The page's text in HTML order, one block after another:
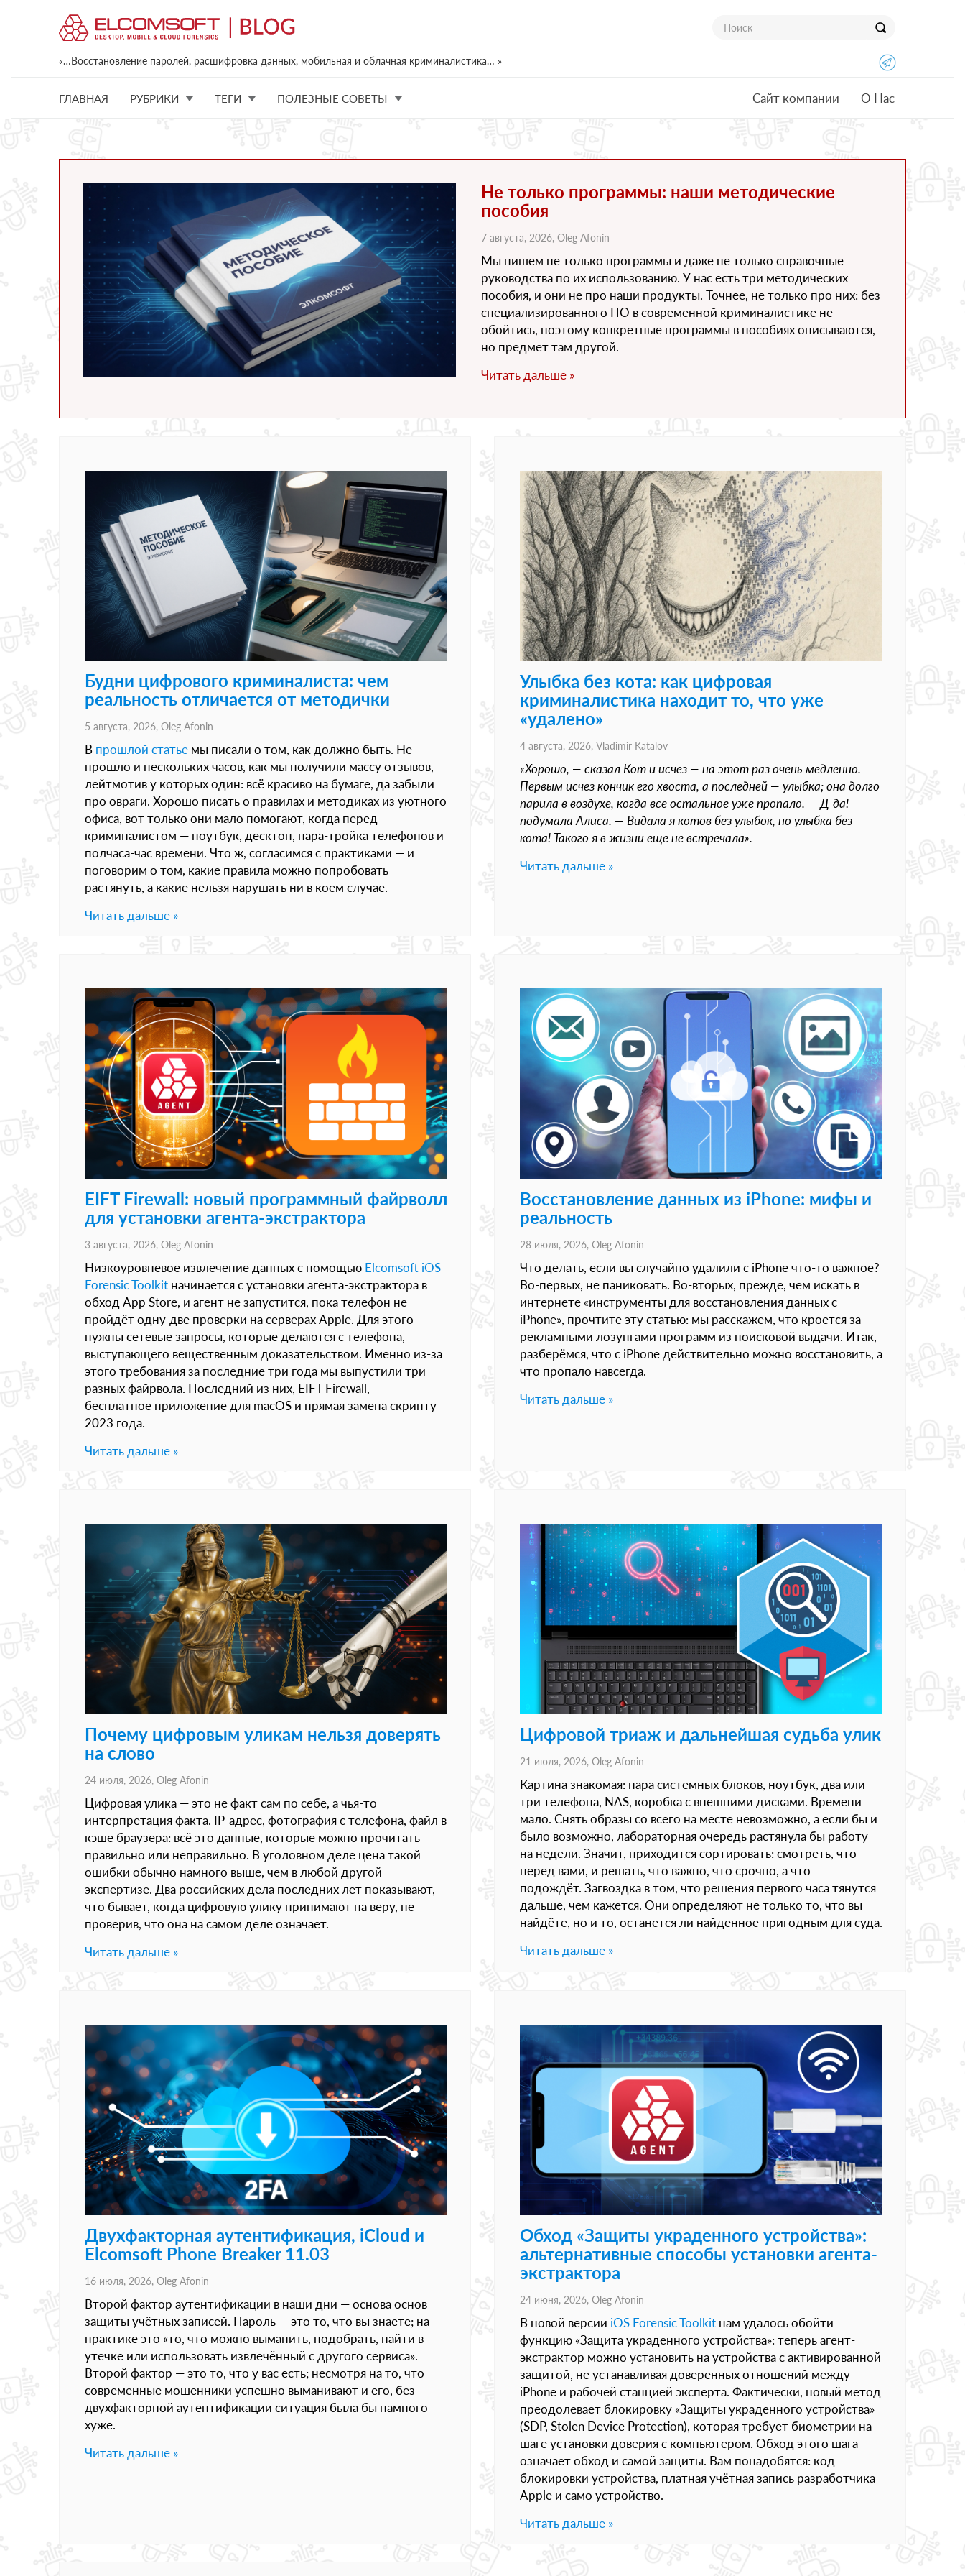
«…Восстановление паролей, расшифровка данных, мобильная и облачная криминалистика… »
ГЛАВНАЯ РУБРИКИ ТЕГИ ПОЛЕЗНЫЕ СОВЕТЫ Сайт компании О Нас
Не только программы: наши методические
пособия
7 августа, 2026, Oleg Afonin
Мы пишем не только программы и даже не только справочные
руководства по их использованию. У нас есть три методических
пособия, и они не про наши продукты. Точнее, не только про них: без
специализированного ПО в современной криминалистике не
обойтись, поэтому конкретные программы в пособиях описываются,
но предмет там другой.
Читать дальше »
Будни цифрового криминалиста: чем
реальность отличается от методички
5 августа, 2026, Oleg Afonin
В прошлой статье мы писали о том, как должно быть. Не
прошло и нескольких часов, как мы получили массу отзывов,
лейтмотив у которых один: всё красиво на бумаге, да забыли
про овраги. Хорошо писать о правилах и методиках из уютного
офиса, вот только они мало помогают, когда перед
криминалистом — ноутбук, десктоп, пара-тройка телефонов и
полчаса-час времени. Что ж, согласимся с практиками — и
поговорим о том, какие правила можно попробовать
растянуть, а какие нельзя нарушать ни в коем случае.
Читать дальше »
Улыбка без кота: как цифровая
криминалистика находит то, что уже
«удалено»
4 августа, 2026, Vladimir Katalov
«Хорошо, — сказал Кот и исчез — на этот раз очень медленно.
Первым исчез кончик его хвоста, а последней — улыбка; она долго
парила в воздухе, когда все остальное уже пропало. — Д-да! —
подумала Алиса. — Видала я котов без улыбок, но улыбка без
кота! Такого я в жизни еще не встречала».
Читать дальше »
EIFT Firewall: новый программный файрволл
для установки агента-экстрактора
3 августа, 2026, Oleg Afonin
Низкоуровневое извлечение данных с помощью Elcomsoft iOS
Forensic Toolkit начинается с установки агента-экстрактора в
обход App Store, и агент не запустится, пока телефон не
пройдёт одну-две проверки на серверах Apple. Для этого
нужны сетевые запросы, которые делаются с телефона,
выступающего вещественным доказательством. Именно из-за
этого требования за последние три года мы выпустили три
разных файрвола. Последний из них, EIFT Firewall, —
бесплатное приложение для macOS и прямая замена скрипту
2023 года.
Читать дальше »
Восстановление данных из iPhone: мифы и
реальность
28 июля, 2026, Oleg Afonin
Что делать, если вы случайно удалили с iPhone что-то важное?
Во-первых, не паниковать. Во-вторых, прежде, чем искать в
интернете «инструменты для восстановления данных с
iPhone», прочтите эту статью: мы расскажем, что кроется за
рекламными лозунгами программ из поисковой выдачи. Итак,
разберёмся, что с iPhone действительно можно восстановить, а
что пропало навсегда.
Читать дальше »
Почему цифровым уликам нельзя доверять
на слово
24 июля, 2026, Oleg Afonin
Цифровая улика — это не факт сам по себе, а чья-то
интерпретация факта. IP-адрес, фотография с телефона, файл в
кэше браузера: всё это данные, которые можно прочитать
правильно или неправильно. В уголовном деле цена такой
ошибки обычно намного выше, чем в любой другой
экспертизе. Два российских дела последних лет показывают,
что бывает, когда цифровую улику принимают на веру, не
проверив, что она на самом деле означает.
Читать дальше »
Цифровой триаж и дальнейшая судьба улик
21 июля, 2026, Oleg Afonin
Картина знакомая: пара системных блоков, ноутбук, два или
три телефона, NAS, коробка с внешними дисками. Времени
мало. Снять образы со всего на месте невозможно, а если бы и
было возможно, лабораторная очередь растянула бы работу
на недели. Значит, приходится сортировать: смотреть, что
перед вами, и решать, что важно, что срочно, а что
подождёт. Загвоздка в том, что решения первого часа тянутся
дальше, чем кажется. Они определяют не только то, что вы
найдёте, но и то, останется ли найденное пригодным для суда.
Читать дальше »
Двухфакторная аутентификация, iCloud и
Elcomsoft Phone Breaker 11.03
16 июля, 2026, Oleg Afonin
Второй фактор аутентификации в наши дни — основа основ
защиты учётных записей. Пароль — это то, что вы знаете; на
практике это «то, что можно выманить, подобрать, найти в
утечке или использовать извлечённый с другого сервиса».
Второй фактор — это то, что у вас есть; несмотря на то, что
современные мошенники успешно выманивают и его, без
двухфакторной аутентификации ситуация была бы намного
хуже.
Читать дальше »
Обход «Защиты украденного устройства»:
альтернативные способы установки агента-
экстрактора
24 июня, 2026, Oleg Afonin
В новой версии iOS Forensic Toolkit нам удалось обойти
функцию «Защита украденного устройства»: теперь агент-
экстрактор можно установить на устройства с активированной
защитой, не устанавливая доверенных отношений между
iPhone и рабочей станцией эксперта. Фактически, новый метод
преодолевает блокировку «Защиты украденного устройства»
(SDP, Stolen Device Protection), которая требует биометрии на
шаге установки доверия с компьютером. Обход этого шага
означает обход и самой защиты. Вам понадобятся: код
блокировки устройства, платная учётная запись разработчика
Apple и само устройство.
Читать дальше »